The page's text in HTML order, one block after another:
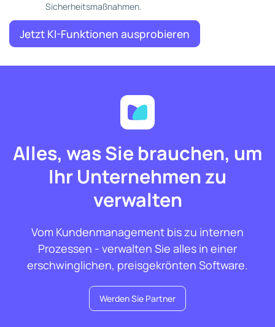
Sicherheitsmaßnahmen.
Jetzt KI-Funktionen ausprobieren
Alles, was Sie brauchen, um
Ihr Unternehmen zu
verwalten
Vom Kundenmanagement bis zu internen
Prozessen - verwalten Sie alles in einer
erschwinglichen, preisgekrönten Software.
Werden Sie Partner